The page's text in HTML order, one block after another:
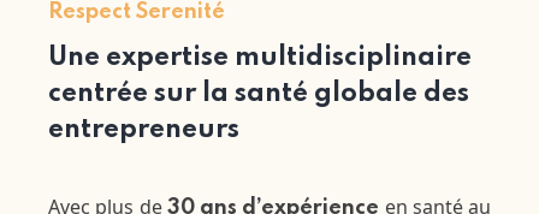
Respect Serenité
Une expertise multidisciplinaire
centrée sur la santé globale des
entrepreneurs
Avec plus de 30 ans d’expérience en santé au